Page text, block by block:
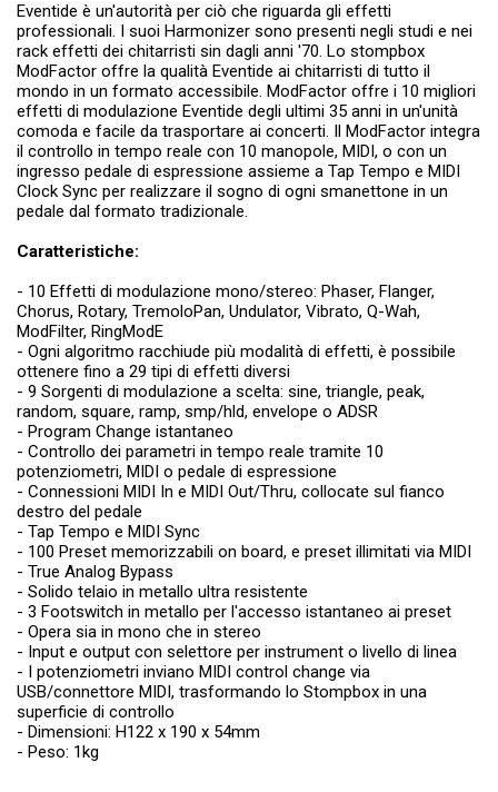
Eventide è un'autorità per ciò che riguarda gli effetti
professionali. I suoi Harmonizer sono presenti negli studi e nei
rack effetti dei chitarristi sin dagli anni '70. Lo stompbox
ModFactor offre la qualità Eventide ai chitarristi di tutto il
mondo in un formato accessibile. ModFactor offre i 10 migliori
effetti di modulazione Eventide degli ultimi 35 anni in un'unità
comoda e facile da trasportare ai concerti. Il ModFactor integra
il controllo in tempo reale con 10 manopole, MIDI, o con un
ingresso pedale di espressione assieme a Tap Tempo e MIDI
Clock Sync per realizzare il sogno di ogni smanettone in un
pedale dal formato tradizionale.
Caratteristiche:
- 10 Effetti di modulazione mono/stereo: Phaser, Flanger,
Chorus, Rotary, TremoloPan, Undulator, Vibrato, Q-Wah,
ModFilter, RingModE
- Ogni algoritmo racchiude più modalità di effetti, è possibile
ottenere fino a 29 tipi di effetti diversi
- 9 Sorgenti di modulazione a scelta: sine, triangle, peak,
random, square, ramp, smp/hld, envelope o ADSR
- Program Change istantaneo
- Controllo dei parametri in tempo reale tramite 10
potenziometri, MIDI o pedale di espressione
- Connessioni MIDI In e MIDI Out/Thru, collocate sul fianco
destro del pedale
- Tap Tempo e MIDI Sync
- 100 Preset memorizzabili on board, e preset illimitati via MIDI
- True Analog Bypass
- Solido telaio in metallo ultra resistente
- 3 Footswitch in metallo per l'accesso istantaneo ai preset
- Opera sia in mono che in stereo
- Input e output con selettore per instrument o livello di linea
- I potenziometri inviano MIDI control change via
USB/connettore MIDI, trasformando lo Stompbox in una
superficie di controllo
- Dimensioni: H122 x 190 x 54mm
- Peso: 1kg